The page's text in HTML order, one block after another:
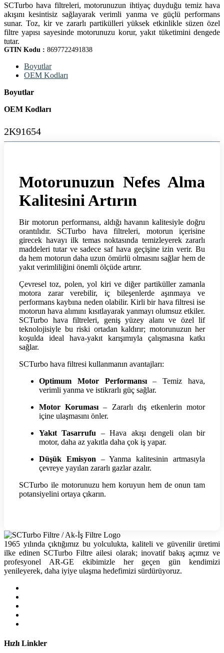
SCTurbo hava filtreleri, motorunuzun ihtiyaç duyduğu temiz hava
akışını kesintisiz sağlayarak verimli yanma ve güçlü performans
sunar. Toz, kir ve zararlı partikülleri yüksek etkinlikle süzen özel
filtre yapısı sayesinde motorunuzu korur, yakıt tüketimini dengede
tutar.
GTIN Kodu : 8697722491838
Boyutlar
OEM Kodları
Boyutlar
OEM Kodları
2K91654
Motorunuzun Nefes Alma
Kalitesini Artırın
Bir motorun performansı, aldığı havanın kalitesiyle doğru
orantılıdır. SCTurbo hava filtreleri, motorun içerisine
girecek havayı ilk temas noktasında temizleyerek zararlı
maddeleri tutar ve sadece saf hava geçişine izin verir. Bu
da hem motorun daha uzun ömürlü olmasını sağlar hem de
yakıt verimliliğini önemli ölçüde artırır.
Çevresel toz, polen, yol kiri ve diğer partiküller zamanla
motora zarar verebilir, iç bileşenlerde aşınmaya ve
performans kaybına neden olabilir. Kirli bir hava filtresi ise
motorun hava alımını kısıtlayarak yanmayı olumsuz etkiler.
SCTurbo hava filtreleri, geniş yüzey alanı ve özel lif
teknolojisiyle bu riski ortadan kaldırır; motorunuzun her
koşulda ideal hava-yakıt karışımıyla çalışmasına katkı
sağlar.
SCTurbo hava filtresi kullanmanın avantajları:
Optimum Motor Performansı– Temiz hava,
verimli yanma ve istikrarlı güç sağlar.
Motor Koruması – Zararlı dış etkenlerin motor
içine ulaşmasını önler.
Yakıt Tasarrufu – Hava akışı dengeli olan bir
motor, daha az yakıtla daha çok iş yapar.
Düşük Emisyon – Yanma kalitesinin artmasıyla
çevreye yayılan zararlı gazlar azalır.
SCTurbo ile motorunuzu hem koruyun hem de onun tam
potansiyelini ortaya çıkarın.
1965 yılında çıktığımız bu yolculukta, kaliteli ve güvenilir üretimi
ilke edinen SCTurbo Filtre ailesi olarak; inovatif bakış açımız ve
profesyonel AR-GE ekibimizle her geçen gün kendimizi
yenileyerek, daha iyiye ulaşma hedefimizi sürdürüyoruz.
Hızlı Linkler